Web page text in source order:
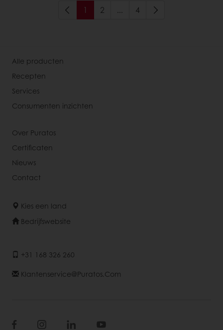
1 2 ... 4
Alle producten
Recepten
Services
Consumenten inzichten
Over Puratos
Certificaten
Nieuws
Contact
Kies een land
Bedrijfswebsite
+31 168 326 260
Klantenservice@puratos.com